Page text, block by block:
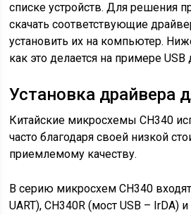
списке устройств. Для решения
скачать соответствующие
установить их на компьютер.
как это делается на примере USB
Установка драйвера
Китайские микросхемы CH340
часто благодаря своей низкой
приемлемому качеству.
В серию микросхем CH340
UART), CH340R (мост USB – IrDA)